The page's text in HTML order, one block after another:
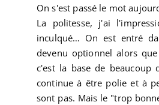
On s'est passé le mot
La politesse, j'ai
inculqué… On est entré
devenu optionnel alors
c'est la base de beaucoup
continue à être polie et à
sont pas. Mais le "trop